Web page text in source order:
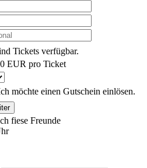
Tickets verfügbar.
EUR pro Ticket
möchte einen Gutschein einlösen.
fiese Freunde